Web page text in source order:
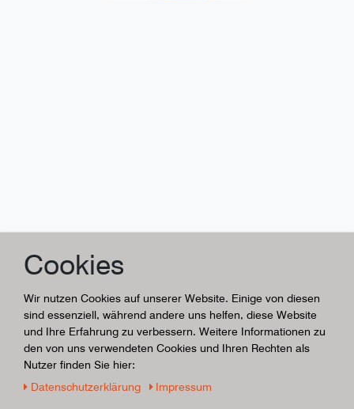
Cookies
Wir nutzen Cookies auf unserer Website. Einige von diesen
sind essenziell, während andere uns helfen, diese Website
und Ihre Erfahrung zu verbessern. Weitere Informationen zu
den von uns verwendeten Cookies und Ihren Rechten als
Nutzer finden Sie hier:
Daten­schutz­erklärung
Impressum